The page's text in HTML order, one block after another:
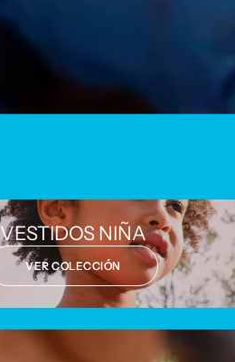
VESTIDOS NIÑA
VER COLECCIÓN